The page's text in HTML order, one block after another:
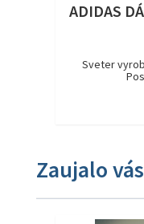
ADIDAS
Sveter
Zaujalo vás